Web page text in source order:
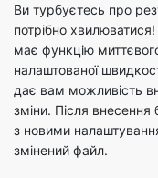
дає вам можливість
зміни. Після внесення
з новими
змінений файл.